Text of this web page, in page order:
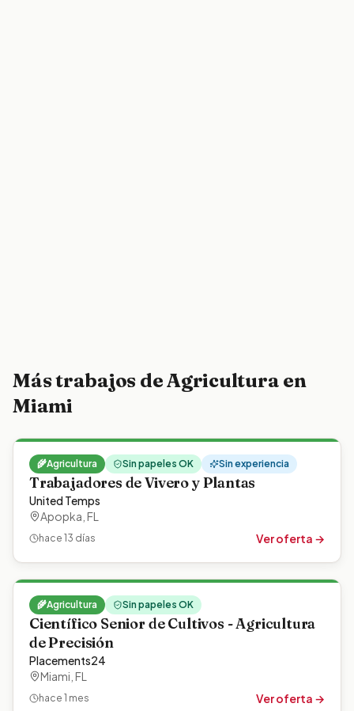
Más trabajos deAgricultura en
Miami
🌾Agricultura Sin papeles OK Sin experiencia
Trabajadores de Vivero y Plantas
United Temps
Apopka FL
hace 13 días Ver oferta →
🌾Agricultura Sin papeles OK
Científico Senior de Cultivos - Agricultura
de Precisión
Placements24
Miami FL
hace 1 mes Ver oferta →